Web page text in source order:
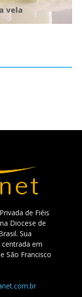
de Fiéis
Diocese de
Sua
em
São Francisco